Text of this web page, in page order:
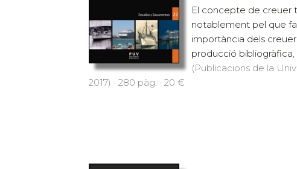
El concepte de creuer
notablement pel que
importància dels
producció bibliogràfica,
(Publicacions de la
2017) · 280 pàg. · 20 €